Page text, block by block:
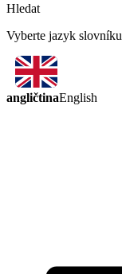
Hledat
Vyberte jazyk slovníku
angličtinaEnglish